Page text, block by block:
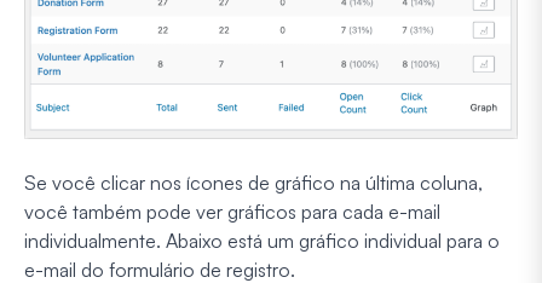
Se você clicar nos ícones de gráfico na última coluna,
você também pode ver gráficos para cada e-mail
individualmente. Abaixo está um gráfico individual para o
e-mail do formulário de registro.